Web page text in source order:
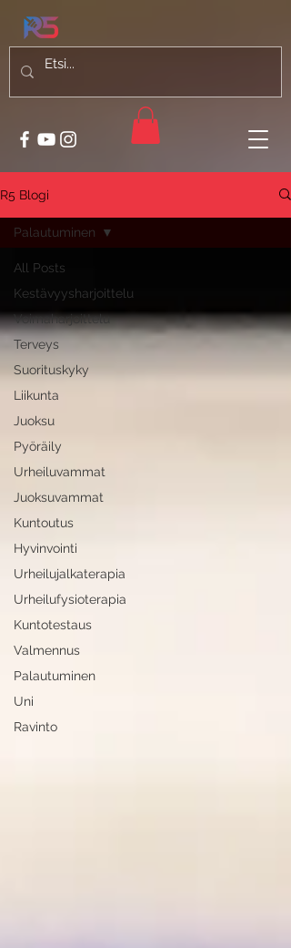
R5 Blogi
All Posts
Kestävyysharjoittelu
Voimaharjoittelu
Terveys
Suorituskyky
Liikunta
Juoksu
Pyöräily
Urheiluvammat
Juoksuvammat
Kuntoutus
Hyvinvointi
Urheilujalkaterapia
Urheilufysioterapia
Kuntotestaus
Valmennus
Palautuminen
Uni
Ravinto
Palautuminen